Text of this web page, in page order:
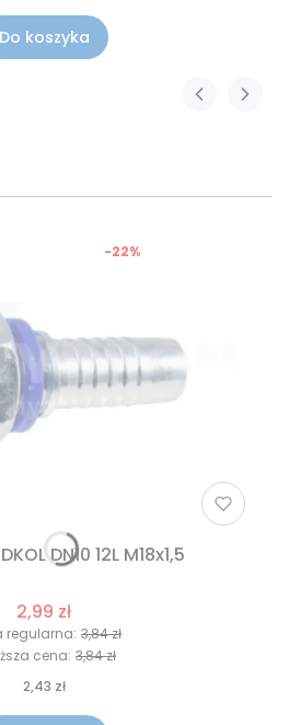
Do koszyka
DN10 12L M18x1,5
2,99 zł
regularna: 3,84 zł
-22%
cena: 3,84 zł
2,43 zł